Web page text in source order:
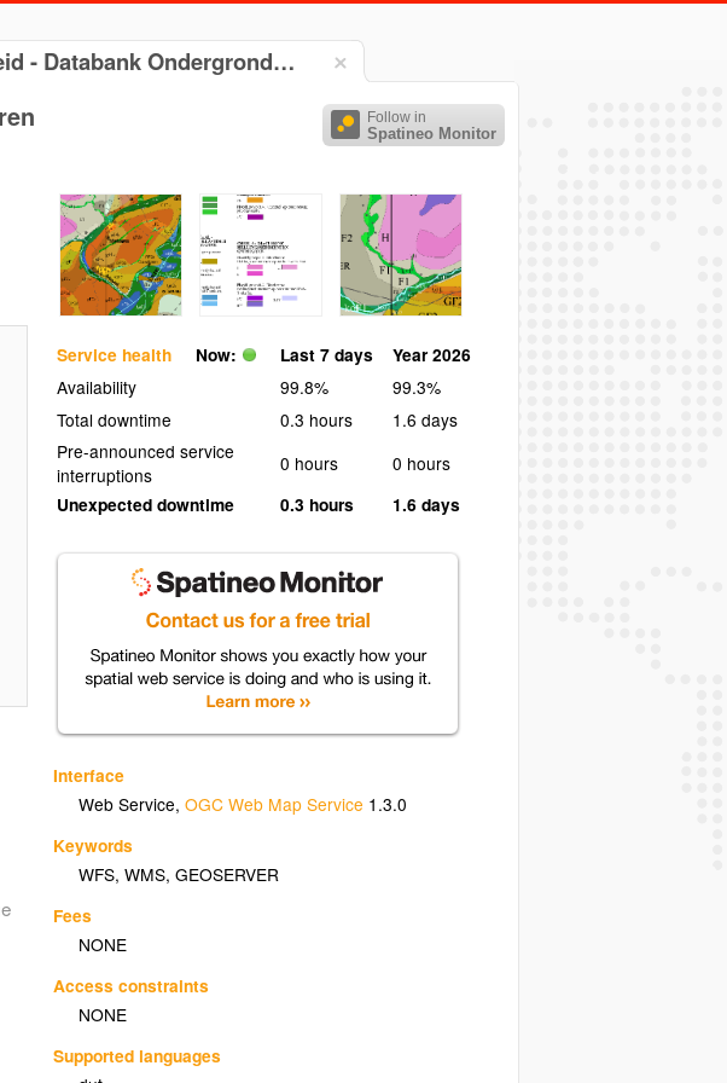
- Databank Ondergrond…
Follow in
Spatineo Monitor
Service health Now: Last 7 days
Year 2026
Availability
99.8%
99.3%
Total downtime
0.3 hours
1.6 days
Pre-announced service
interruptions
0 hours
0 hours
Unexpected downtime
0.3 hours 1.6 days
Interface
Web Service,OGC Web Map Service 1.3.0
Keywords
WFS,WMS,GEOSERVER
Fees
NONE
Access constraints
NONE
Supported languages